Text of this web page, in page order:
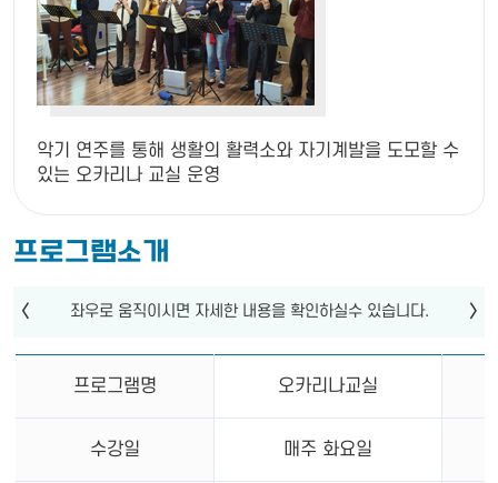
악기 연주를 통해 생활의 활력소와 자기계발을 도모할 수
있는 오카리나 교실 운영
프로그램소개
프로그램명 오카리나교실
수강일 매주 화요일